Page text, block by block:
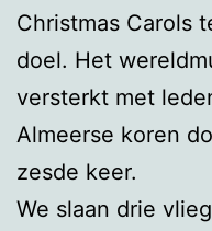
Christmas Carols
doel. Het
versterkt met
Almeerse koren
zesde keer.
We slaan drie